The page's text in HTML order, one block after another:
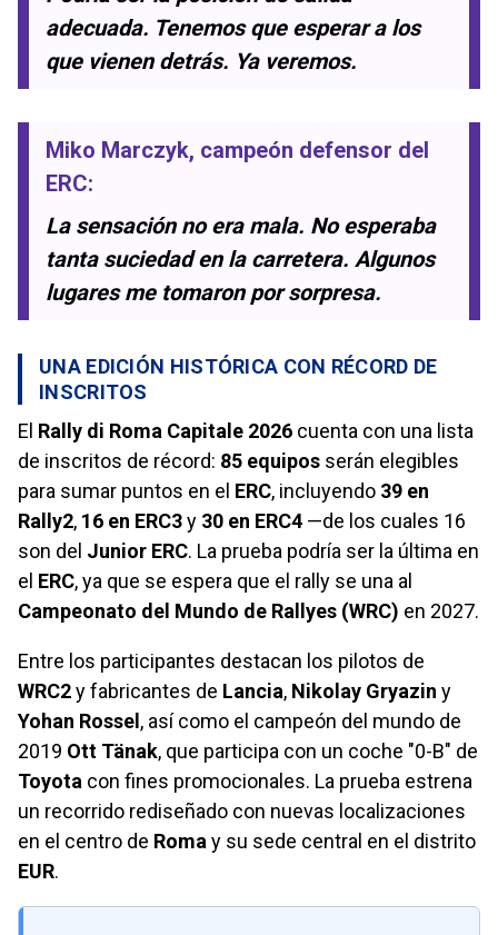
adecuada. Tenemos que esperar a los
que vienen detrás. Ya veremos.
Miko Marczyk, campeón defensor del
ERC:
La sensación no era mala. No esperaba
tanta suciedad en la carretera. Algunos
lugares me tomaron por sorpresa.
UNA EDICIÓN HISTÓRICA CON RÉCORD DE
INSCRITOS
El Rally di Roma Capitale 2026 cuenta con una lista
de inscritos de récord: 85 equipos serán elegibles
para sumar puntos en el ERC, incluyendo 39 en
Rally2, 16 en ERC3y 30 en ERC4 —de los cuales 16
son del Junior ERC. La prueba podría ser la última en
el ERC, ya que se espera que el rally se una al
Campeonato del Mundo de Rallyes (WRC) en 2027.
Entre los participantes destacan los pilotos de
WRC2y fabricantes de Lancia, Nikolay Gryazin y
Yohan Rossel, así como el campeón del mundo de
2019 Ott Tänak, que participa con un coche "0-B" de
Toyota con fines promocionales. La prueba estrena
un recorrido rediseñado con nuevas localizaciones
en el centro de Roma y su sede central en el distrito
EUR.